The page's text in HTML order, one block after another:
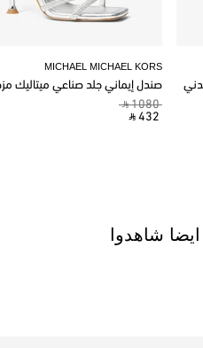
MICHAEL MICHAEL KORS
صندل إيماني جلد صناعي ميتاليك
‎ ⃁ 1080 ‎
‎ ⃁ 432 ‎
شاهدوا